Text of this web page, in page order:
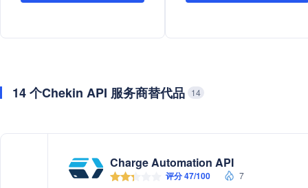
14 个Chekin API 服务商替代品 14
Charge Automation API
评分 47/100 7